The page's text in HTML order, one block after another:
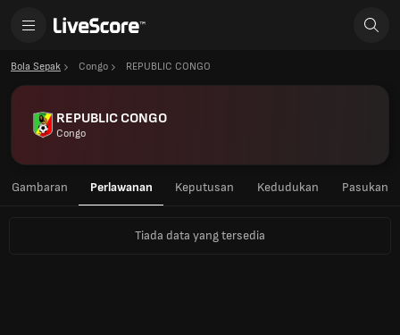
Bola Sepak Congo REPUBLIC CONGO
REPUBLIC CONGO
Congo
Gambaran Perlawanan Keputusan Kedudukan Pasukan
Tiada data yang tersedia